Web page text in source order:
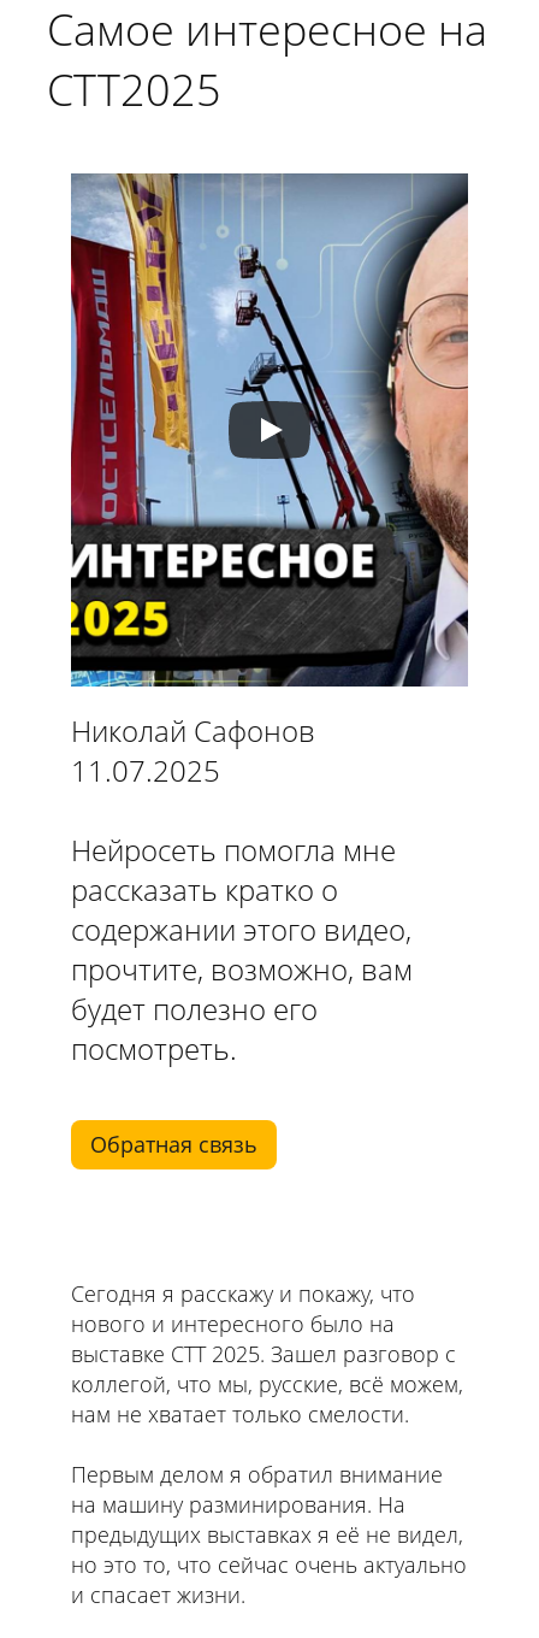
Самое интересное на
СТТ2025
Николай Сафонов
11.07.2025
Нейросеть помогла мне
рассказать кратко о
содержании этого видео,
прочтите, возможно, вам
будет полезно его
посмотреть.
Обратная связь
Сегодня я расскажу и покажу, что
нового и интересного было на
выставке СТТ 2025. Зашел разговор с
коллегой, что мы, русские, всё можем,
нам не хватает только смелости.
Первым делом я обратил внимание
на машину разминирования. На
предыдущих выставках я её не видел,
но это то, что сейчас очень актуально
и спасает жизни.